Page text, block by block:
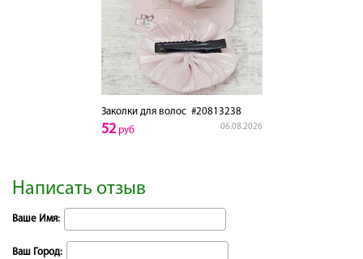
Заколки для волос#20813238
06.08.2026
52руб
Написать отзыв
Ваше Имя:
Ваш Город: